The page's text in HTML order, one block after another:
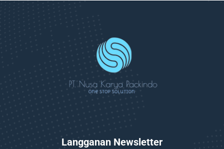
Langganan Newsletter